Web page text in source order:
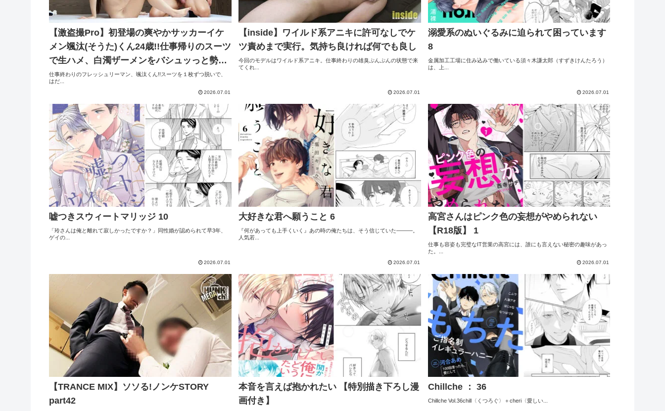
【激盗撮Pro】初登場の爽やかサッカーイケ
メン颯汰(そうた)くん24歳!!仕事帰りのスーツ
で生ハメ、白濁ザーメンをバシュッっと勢い
よく発射!!【生ハメ】
仕事終わりのフレッシュリーマン、颯汰くん!!スーツを１枚ずつ脱いで、
はだ...
2026.07.01
【inside】ワイルド系アニキに許可なしでケ
ツ責めまで実行。気持ち良ければ何でも良し
今回のモデルはワイルド系アニキ。仕事終わりの雄臭ぷんぷんの状態で来
てくれ...
2026.07.01
溺愛系のぬいぐるみに迫られて困っています
8
金属加工工場に住み込みで働いている須々木謙太郎（すずきけんたろう）
は、上...
2026.07.01
嘘つきスウィートマリッジ 10
「玲さんは俺と離れて寂しかったですか？」同性婚が認められて早3年、
ゲイの...
2026.07.01
大好きな君へ願うこと 6
『何があっても上手くいく』あの時の俺たちは、そう信じていた―――。
人気若...
2026.07.01
高宮さんはピンク色の妄想がやめられない
【R18版】 1
仕事も容姿も完璧なIT営業の高宮には、誰にも言えない秘密の趣味があっ
た。...
2026.07.01
【TRANCE MIX】ソソる!ノンケSTORY
part42
本音を言えば抱かれたい 【特別描き下ろし漫
画付き】
Chillche ： 36
Chillche Vol.36chill〈くつろぐ〉＋cheri〈愛しい...